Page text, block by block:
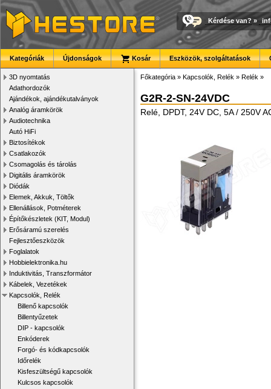
Kérdése van? »
Kategóriák Újdonságok Kosár Eszközök, szolgáltatások
3D nyomtatás
Adathordozók
Ajándékok, ajándékutalványok
Analóg áramkörök
Audiotechnika
Autó HiFi
Biztosítékok
Csatlakozók
Csomagolás és tárolás
Digitális áramkörök
Diódák
Elemek, Akkuk, Töltők
Ellenállások, Potméterek
Építőkészletek (KIT, Modul)
Erősáramú szerelés
Fejlesztőeszközök
Foglalatok
Hobbielektronika.hu
Induktivitás, Transzformátor
Kábelek, Vezetékek
Kapcsolók, Relék
Billenő kapcsolók
Billentyűzetek
DIP - kapcsolók
Enkóderek
Forgó- és kódkapcsolók
Időrelék
Kisfeszültségű kapcsolók
Kulcsos kapcsolók
Főkategória » Kapcsolók, Relék » Relék »
G2R-2-SN-24VDC
Relé, DPDT, 24V DC, 5A / 250V